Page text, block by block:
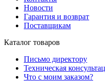
Новости
Гарантия и возврат
Поставщикам
Каталог товаров
Письмо директору
Техническая
Что с моим заказом?